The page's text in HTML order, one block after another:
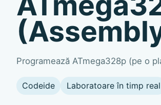
Programează ATmega328p (pe o
Codeide Laboratoare în timp real